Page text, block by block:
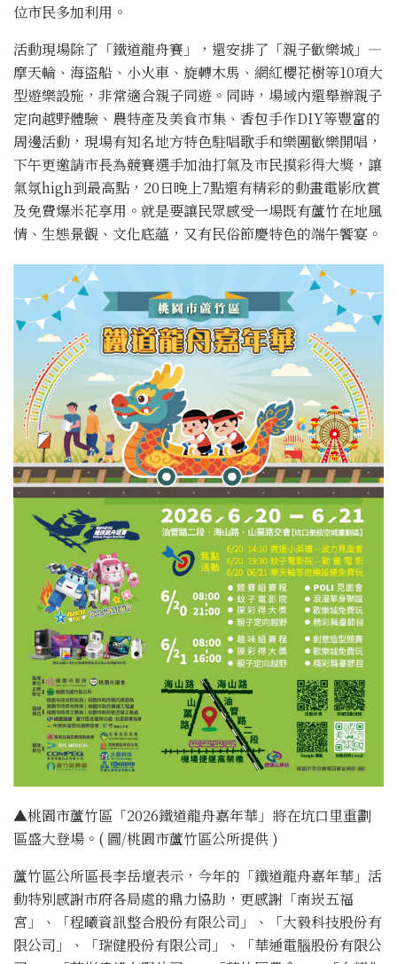
位市民多加利用。
活動現場除了「鐵道龍舟賽」，還安排了「親子歡樂城」—
摩天輪、海盜船、小火車、旋轉木馬、網紅櫻花樹等10項大
型遊樂設施，非常適合親子同遊。同時，場域內還舉辦親子
定向越野體驗、農特產及美食市集、香包手作DIY等豐富的
周邊活動，現場有知名地方特色駐唱歌手和樂團歡樂開唱，
下午更邀請市長為競賽選手加油打氣及市民摸彩得大獎，讓
氣氛high到最高點，20日晚上7點還有精彩的動畫電影欣賞
及免費爆米花享用。就是要讓民眾感受一場既有蘆竹在地風
情、生態景觀、文化底蘊，又有民俗節慶特色的端午饗宴。
▲桃園市蘆竹區「2026鐵道龍舟嘉年華」將在坑口里重劃
區盛大登場。( 圖/桃園市蘆竹區公所提供 )
蘆竹區公所區長李岳壇表示，今年的「鐵道龍舟嘉年華」活
動特別感謝市府各局處的鼎力協助，更感謝「南崁五福
宮」、「程曦資訊整合股份有限公司」、「大毅科技股份有
限公司」、「瑞健股份有限公司」、「華通電腦股份有限公